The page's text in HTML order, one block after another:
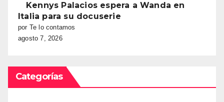
Kennys Palacios espera a Wanda en
Italia para su docuserie
por Te lo contamos
agosto 7, 2026
Categorías